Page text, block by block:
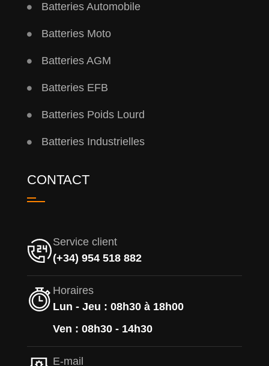
Batteries Automobile
Batteries Moto
Batteries AGM
Batteries EFB
Batteries Poids Lourd
Batteries Industrielles
CONTACT
Service client
(+34) 954 518 882
Horaires
Lun - Jeu : 08h30 à 18h00
Ven : 08h30 - 14h30
E-mail